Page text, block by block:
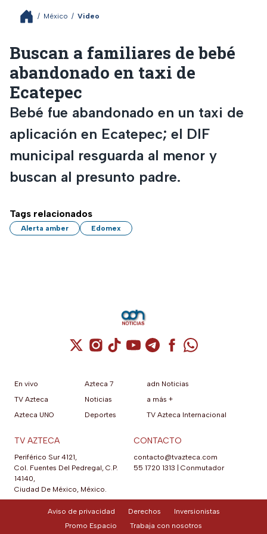
/ México / Video
Buscan a familiares de bebé
abandonado en taxi de
Ecatepec
Bebé fue abandonado en un taxi de
aplicación en Ecatepec; el DIF
municipal resguarda al menor y
buscan al presunto padre.
Tags relacionados
Alerta amber Edomex
Cuenta de X / Twitter (se abre en una
Cuenta de Instagram (se abre en una
Cuenta de TikTok (se abre en
Cuenta de YouTube (se abre
Cuenta de Telegram (se
Cuenta de
Cuenta de
En vivo
TV Azteca
Azteca UNO
Azteca 7
Noticias
Deportes
adn Noticias
a más +
TV Azteca Internacional
TV AZTECA
Periférico Sur 4121,
Col. Fuentes Del Pedregal, C.P.
14140,
Ciudad De México, México.
CONTACTO
contacto@tvazteca.com
55 1720 1313 | Conmutador
Aviso de privacidad Derechos
Inversionistas
Promo Espacio
Trabaja con nosotros